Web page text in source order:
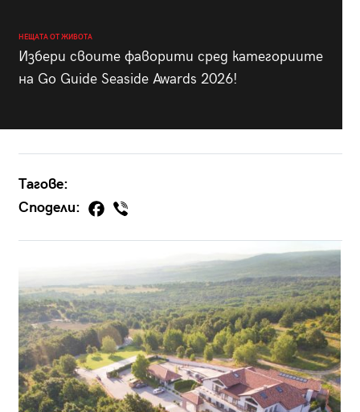
НЕЩАТА ОТ ЖИВОТА
Избери своите фаворити сред категориите
на Go Guide Seaside Awards 2026!
Тагове:
Сподели: